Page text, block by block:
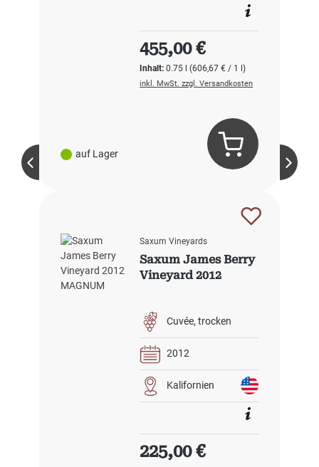
auf Lager
Inhalt:0.75 l(606,67 € / 1 l)
Regulärer Preis:
455,00 €
inkl. MwSt. zzgl. Versandkosten
Saxum Vineyards
Saxum James Berry
Vineyard 2012
Cuvée trocken
2012
Kalifornien
Regulärer Preis:
225,00 €